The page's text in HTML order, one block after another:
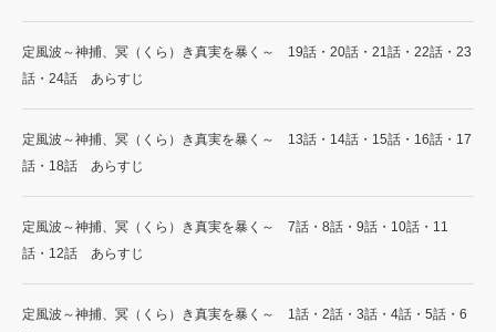
定風波～神捕、冥（くら）き真実を暴く～ 19話・20話・21話・22話・23
話・24話 あらすじ
定風波～神捕、冥（くら）き真実を暴く～ 13話・14話・15話・16話・17
話・18話 あらすじ
定風波～神捕、冥（くら）き真実を暴く～ 7話・8話・9話・10話・11
話・12話 あらすじ
定風波～神捕、冥（くら）き真実を暴く～ 1話・2話・3話・4話・5話・6